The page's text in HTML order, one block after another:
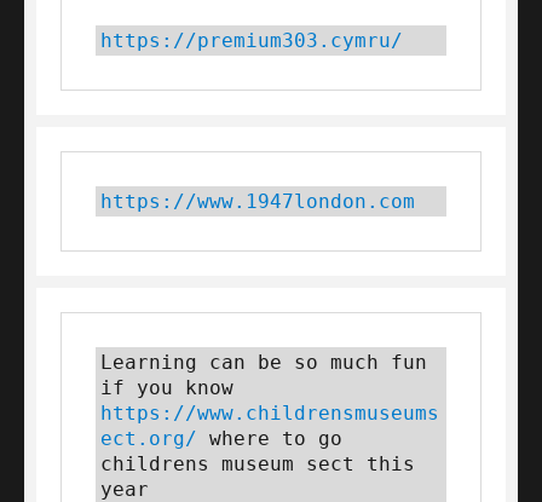
https://premium303.cymru/
https://www.1947london.com
Learning can be so much fun
https://www.childrensmuseums
ect.org/ where to go
childrens museum sect this
year